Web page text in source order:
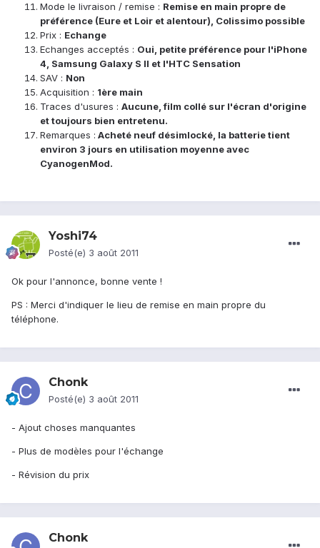
Mode le livraison / remise : Remise en main propre de
préférence (Eure et Loir et alentour), Colissimo possible
Prix : Echange
Echanges acceptés : Oui, petite préférence pour l'iPhone
4, Samsung Galaxy S II et l'HTC Sensation
SAV : Non
Acquisition : 1ère main
Traces d'usures : Aucune, film collé sur l'écran d'origine
et toujours bien entretenu.
Remarques : Acheté neuf désimlocké, la batterie tient
environ 3 jours en utilisation moyenne avec
CyanogenMod.
Yoshi74
Posté(e) 3 août 2011
Ok pour l'annonce, bonne vente !
PS : Merci d'indiquer le lieu de remise en main propre du
téléphone.
Chonk
Posté(e) 3 août 2011
- Ajout choses manquantes
- Plus de modèles pour l'échange
- Révision du prix
Chonk